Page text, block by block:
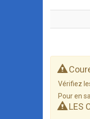
Vérifiez
Pour en
LES